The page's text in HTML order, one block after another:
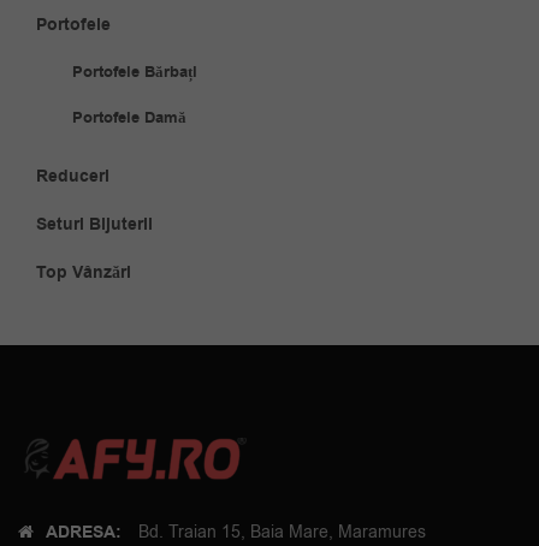
Portofele
Portofele Bărbați
Portofele Damă
Reduceri
Seturi Bijuterii
Top Vânzări
ADRESA: Bd. Traian 15, Baia Mare, Maramures